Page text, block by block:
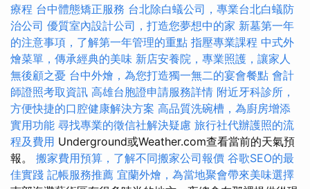
療程 台中體態矯正服務 台北除白蟻公司，專業台北白蟻防
治公司 優質室內設計公司，打造您夢想中的家 新墓第一年
的注意事項，了解第一年管理的重點 指壓專業課程 中式外
燴菜單，傳承經典的美味 新店安養院，專業照護，讓家人
無後顧之憂 台中外燴，為您打造獨一無二的宴會餐點 會計
師證照考取資訊 高雄台胞證申請服務詳情 附近牙科診所，
方便快捷的口腔健康解決方案 高品質洗碗槽，為廚房增添
實用功能 尋找專業的徵信社解決疑慮 旅行社代辦護照的流
程及費用 Underground或Weather.com查看當前的天氣預
報。 搬家費用預算，了解不同搬家公司報價 谷歌SEO的最
佳實踐 記帳服務推薦 宜蘭外燴，為當地聚會帶來美味選擇